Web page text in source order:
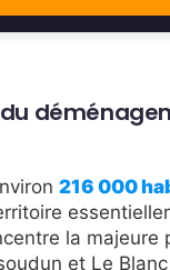
216 000
la majeure
et Le